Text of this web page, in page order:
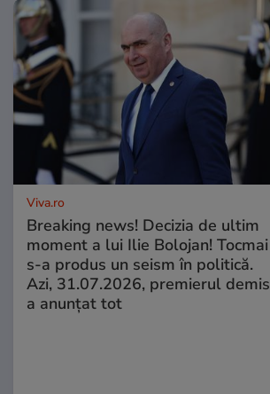
Viva.ro
Breaking news! Decizia de ultim
moment a lui Ilie Bolojan! Tocmai
s-a produs un seism în politică.
Azi, 31.07.2026, premierul demis
a anunțat tot